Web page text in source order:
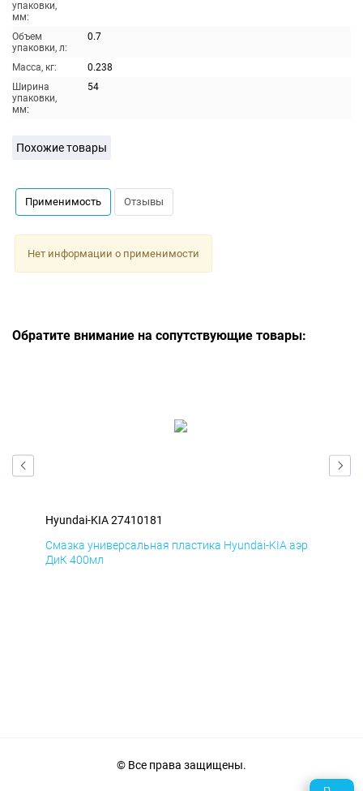
упаковки,
мм:
Объем
упаковки, л:
0.7
Масса, кг:
0.238
Ширина
упаковки,
мм:
54
Похожие товары
Применимость Отзывы
Нет информации о применимости
Обратите внимание на сопутствующие товары:
Hyundai-KIA 27410181
Смазка универсальная пластика Hyundai-KIA аэр
ДиК 400мл
© Все права защищены.